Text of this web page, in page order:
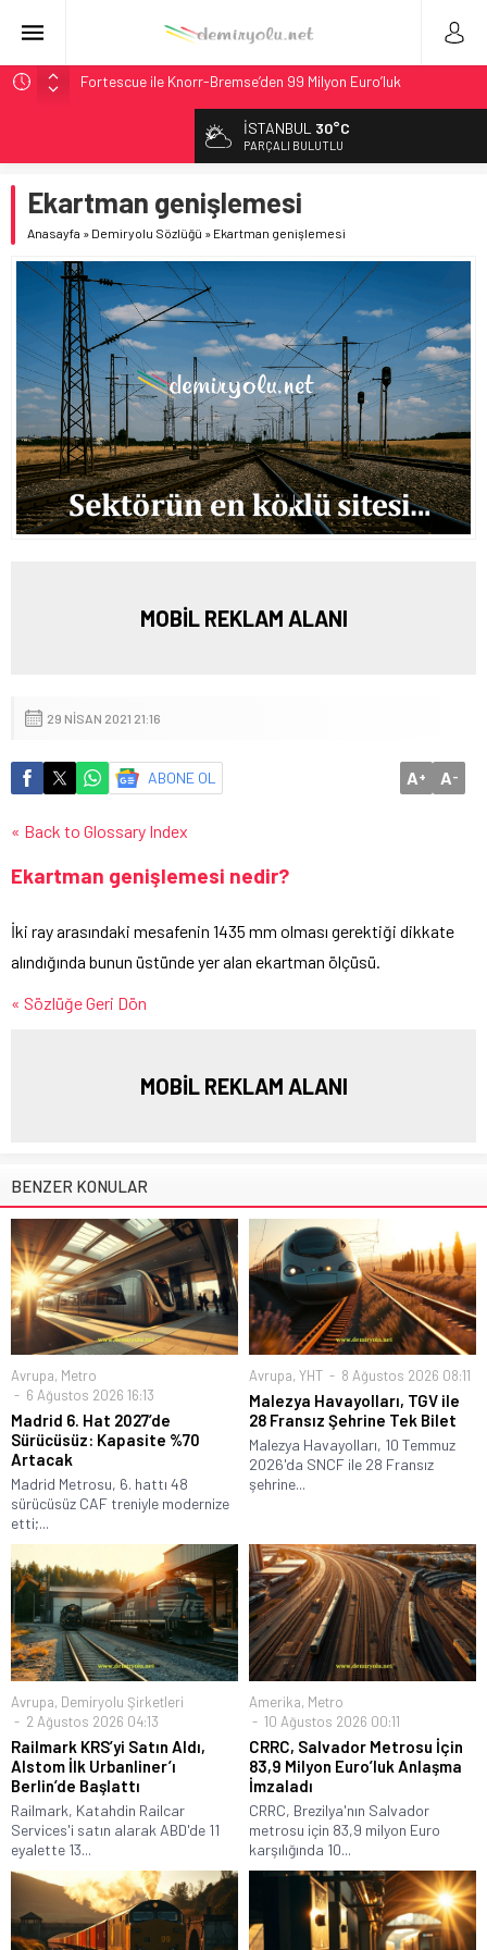
Fortescue ile Knorr-Bremse’den 99 Milyon Euro’luk
Stadler, Austin’e 21 CITYLINK Hafif Raylı Aracı Tedarik
9,9 Milyar Dolarlık Mor Hat’ta Tel Testleri Başladı
Utah’ta 31 Milyon Dolarlık Proje Trafik Çilesini Bitiriyor
İmzaladı
İSTANBUL 30°C
PARÇALI BULUTLU
Ekartman genişlemesi
Anasayfa » Demiryolu Sözlüğü » Ekartman genişlemesi
MOBİL REKLAM ALANI
29 NISAN 2021 21:16
ABONE OL A+ A-
« Back to Glossary Index
Ekartman genişlemesi nedir?
İki ray arasındaki mesafenin 1435 mm olması gerektiği dikkate
alındığında bunun üstünde yer alan ekartman ölçüsü.
« Sözlüğe Geri Dön
MOBİL REKLAM ALANI
BENZER KONULAR
Avrupa, Metro
6 Ağustos 2026 16:13
Madrid 6. Hat 2027’de
Sürücüsüz: Kapasite %70
Artacak
Madrid Metrosu, 6. hattı 48
sürücüsüz CAF treniyle modernize
etti;...
Avrupa, YHT 8 Ağustos 2026 08:11
Malezya Havayolları, TGV ile
28 Fransız Şehrine Tek Bilet
Malezya Havayolları, 10 Temmuz
2026'da SNCF ile 28 Fransız
şehrine...
Avrupa, Demiryolu Şirketleri
2 Ağustos 2026 04:13
Railmark KRS’yi Satın Aldı,
Alstom İlk Urbanliner’ı
Berlin’de Başlattı
Railmark, Katahdin Railcar
Services'i satın alarak ABD'de 11
eyalette 13...
Amerika, Metro
10 Ağustos 2026 00:11
CRRC, Salvador Metrosu İçin
83,9 Milyon Euro’luk Anlaşma
İmzaladı
CRRC, Brezilya'nın Salvador
metrosu için 83,9 milyon Euro
karşılığında 10...